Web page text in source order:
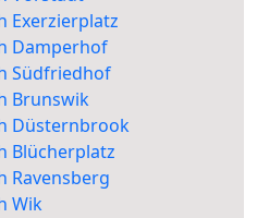
Exerzierplatz
Damperhof
Südfriedhof
Brunswik
Düsternbrook
Blücherplatz
Ravensberg
Wik